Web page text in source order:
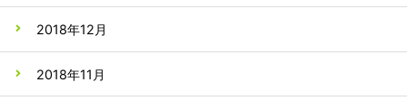
2018年12月
2018年11月